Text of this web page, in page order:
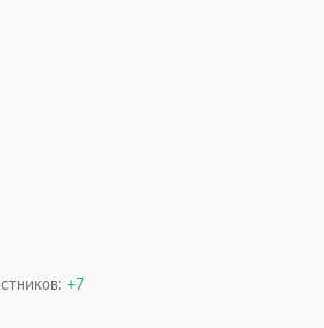
7